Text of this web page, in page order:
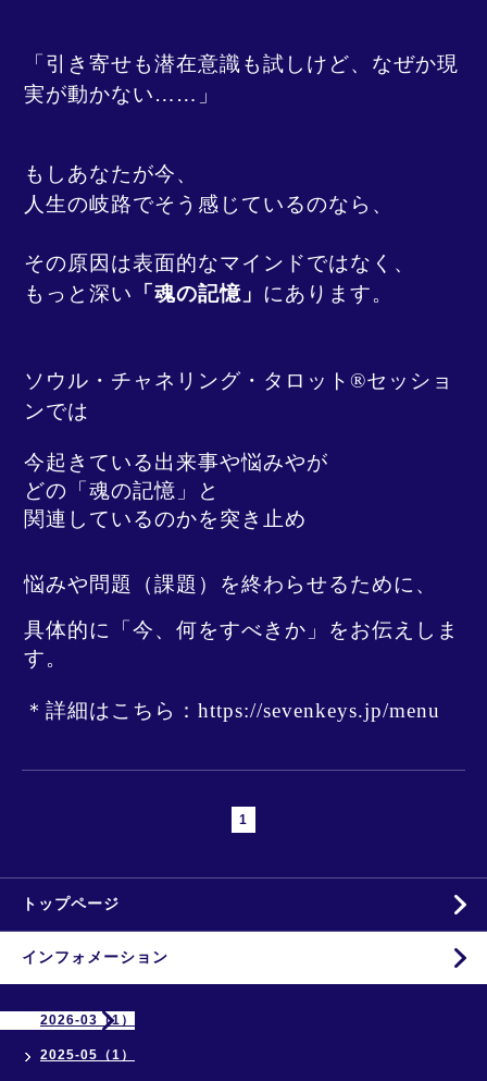
「引き寄せも潜在意識も試しけど、なぜか現
実が動かない……」
もしあなたが今、
人生の岐路でそう感じているのなら、
その原因は表面的なマインドではなく、
もっと深い 「魂の記憶」 にあります。
ソウル・チャネリング・タロット ®︎セッショ
ンでは
今起きている出来事や悩みやが
どの「魂の記憶」と
関連しているのかを突き止め
悩みや問題（課題）を終わらせるために、
具体的に「今、何をすべきか」をお伝えしま
す。
＊詳細はこちら： https://sevenkeys.jp/menu
1
トップページ
インフォメーション
2026-03（1）
2025-05（1）